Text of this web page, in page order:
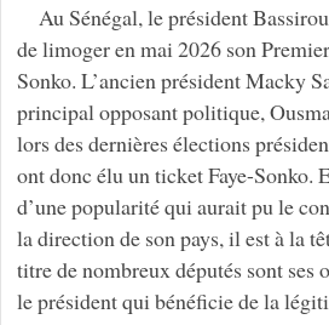
Au Sénégal, le président
de limoger en mai 2026 son
Sonko. L’ancien président Macky
principal opposant politique,
lors des dernières élections
ont donc élu un ticket Faye-Sonko.
d’une popularité qui aurait pu le
la direction de son pays, il est à la
titre de nombreux députés sont ses
le président qui bénéficie de la